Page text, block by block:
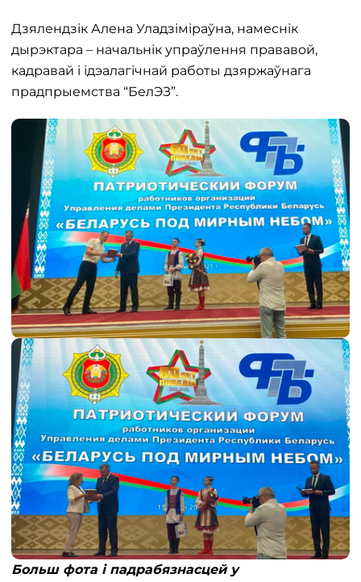
Дзялендзік Алена Уладзіміраўна, намеснік
дырэктара – начальнік упраўлення прававой,
кадравай і ідэалагічнай работы дзяржаўнага
прадпрыемства “БелЭЗ”.
Больш фота і падрабязнасцей у